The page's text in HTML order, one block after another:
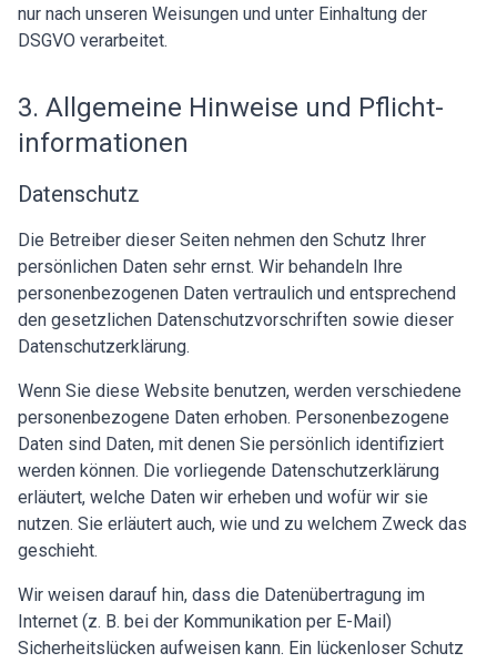
nur nach unseren Weisungen und unter Einhaltung der
DSGVO verarbeitet.
3. Allgemeine Hinweise und Pflicht­
informationen
Datenschutz
Die Betreiber dieser Seiten nehmen den Schutz Ihrer
persönlichen Daten sehr ernst. Wir behandeln Ihre
personenbezogenen Daten vertraulich und entsprechend
den gesetzlichen Datenschutzvorschriften sowie dieser
Datenschutzerklärung.
Wenn Sie diese Website benutzen, werden verschiedene
personenbezogene Daten erhoben. Personenbezogene
Daten sind Daten, mit denen Sie persönlich identifiziert
werden können. Die vorliegende Datenschutzerklärung
erläutert, welche Daten wir erheben und wofür wir sie
nutzen. Sie erläutert auch, wie und zu welchem Zweck das
geschieht.
Wir weisen darauf hin, dass die Datenübertragung im
Internet (z. B. bei der Kommunikation per E-Mail)
Sicherheitslücken aufweisen kann. Ein lückenloser Schutz